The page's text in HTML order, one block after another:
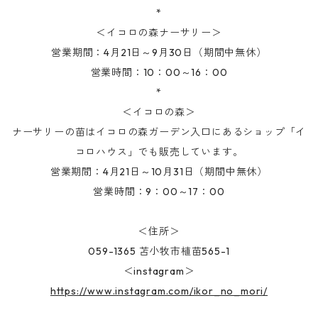
*
＜イコロの森ナーサリー＞
営業期間：4月21日～9月30日（期間中無休）
営業時間：10：00～16：00
*
＜イコロの森＞
ナーサリーの苗はイコロの森ガーデン入口にあるショップ「イ
コロハウス」でも販売しています。
営業期間：4月21日～10月31日（期間中無休）
営業時間：9：00～17：00
＜住所＞
059-1365 苫小牧市植苗565-1
＜instagram＞
https://www.instagram.com/ikor_no_mori/